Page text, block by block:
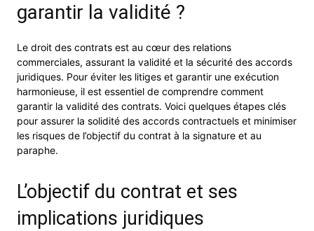
garantir la validité ?
Le droit des contrats est au cœur des relations
commerciales, assurant la validité et la sécurité des accords
juridiques. Pour éviter les litiges et garantir une exécution
harmonieuse, il est essentiel de comprendre comment
garantir la validité des contrats. Voici quelques étapes clés
pour assurer la solidité des accords contractuels et minimiser
les risques de l’objectif du contrat à la signature et au
paraphe.
L’objectif du contrat et ses
implications juridiques